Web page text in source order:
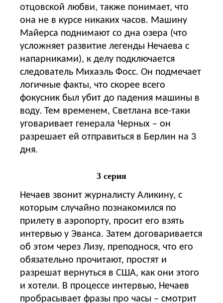
отцовской любви, также понимает, что
она не в курсе никаких часов. Машину
Майерса поднимают со дна озера (что
усложняет развитие легенды Нечаева с
напарниками), к делу подключается
следователь Михаэль Фосс. Он подмечает
логичные факты, что скорее всего
фокусник был убит до падения машины в
воду. Тем временем, Светлана все-таки
уговаривает генерала Черных – он
разрешает ей отправиться в Берлин на 3
дня.
3 серия
Нечаев звонит журналисту Аликину, с
которым случайно познакомился по
прилету в аэропорту, просит его взять
интервью у Эванса. Затем договаривается
об этом через Лизу, преподнося, что его
обязательно прочитают, простят и
разрешат вернуться в США, как они этого
и хотели. В процессе интервью, Нечаев
пробрасывает фразы про часы – смотрит